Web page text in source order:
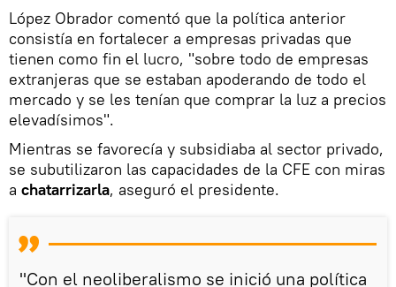
López Obrador comentó que la política anterior
consistía en fortalecer a empresas privadas que
tienen como fin el lucro, "sobre todo de empresas
extranjeras que se estaban apoderando de todo el
mercado y se les tenían que comprar la luz a precios
elevadísimos".
Mientras se favorecía y subsidiaba al sector privado,
se subutilizaron las capacidades de la CFE con miras
a chatarrizarla, aseguró el presidente.
"Con el neoliberalismo se inició una política